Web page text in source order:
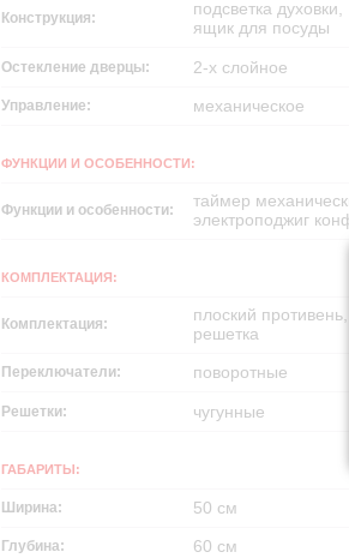
Конструкция:
подсветка духовки,
ящик для посуды
Остекление дверцы: 2-х слойное
Управление: механическое
ФУНКЦИИ И ОСОБЕННОСТИ:
Функции и особенности:
таймер
электроподжиг
КОМПЛЕКТАЦИЯ:
Комплектация:
плоский противень,
решетка
Переключатели: поворотные
Решетки: чугунные
ГАБАРИТЫ:
Ширина: 50 см
Глубина: 60 см